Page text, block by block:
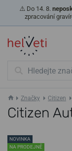
⚠️ Do 14. 8.
zpracování
Značky Citizen
Citizen
NOVINKA
NA PRODEJNĚ